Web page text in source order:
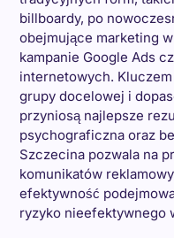
billboardy, po
obejmujące marketing
kampanie Google Ads
internetowych.
grupy docelowej i
przyniosą najlepsze
psychograficzna oraz
Szczecina pozwala na
komunikatów
efektywność
ryzyko nieefektywnego